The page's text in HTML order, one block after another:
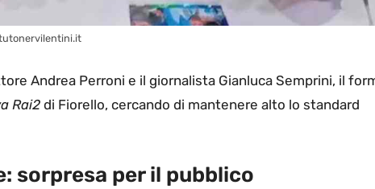
Andrea Perroni e il giornalista Gianluca Semprini, il
Rai2 di Fiorello, cercando di mantenere alto lo standard
sorpresa per il pubblico